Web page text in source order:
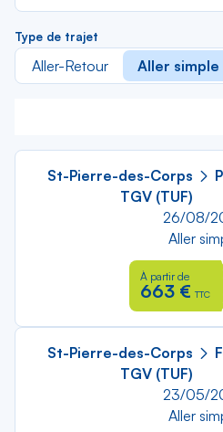
Type de trajet
Aller-Retour Aller simple
St-Pierre-des-Corps
TGV (TUF)
26/08/
Aller
À partir de
663 € TTC
St-Pierre-des-Corps
TGV (TUF)
23/05/
Aller